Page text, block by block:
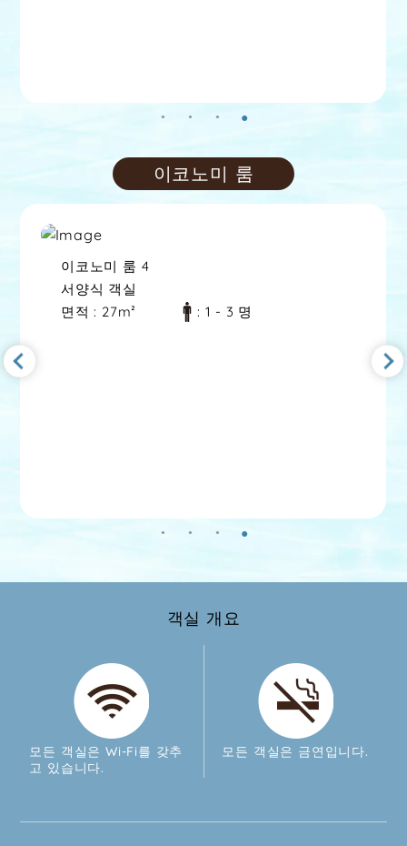
이코노미 룸
객실 개요
모든 객실은 Wi-Fi를 갖추
고 있습니다.
모든 객실은 금연입니다.